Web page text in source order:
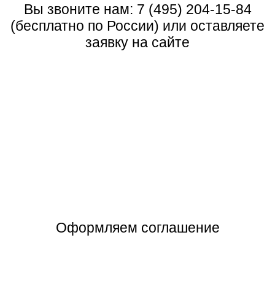
Вы звоните нам: 7 (495) 204-15-84
(бесплатно по России) или оставляете
заявку на сайте
Оформляем соглашение